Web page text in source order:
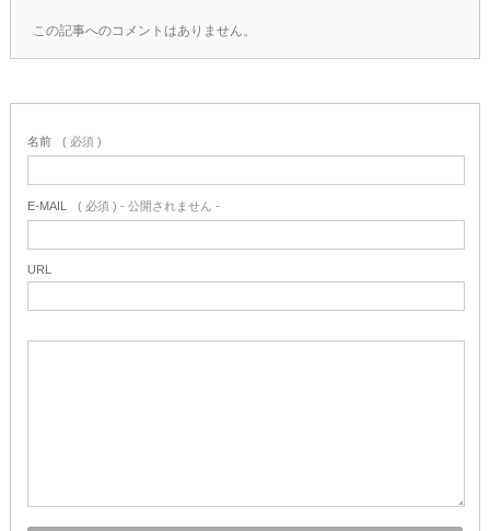
この記事へのコメントはありません。
名前 ( 必須 )
E-MAIL ( 必須 ) - 公開されません -
URL